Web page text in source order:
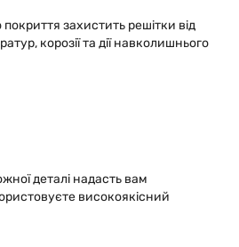
захистить решітки від
корозії та дії навколишнього
деталі надасть вам
високоякісний